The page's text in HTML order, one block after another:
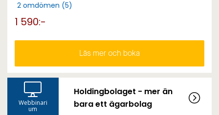
2 omdömen (5)
1 590:-
Läs mer och boka
Webbinari
um
Holdingbolaget - mer än
bara ett ägarbolag